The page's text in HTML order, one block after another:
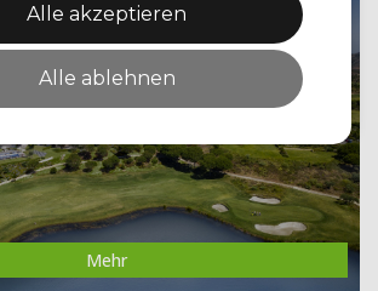
Alle akzeptieren
Alle ablehnen
GOLF & COUNTRY CLUB
Mehr